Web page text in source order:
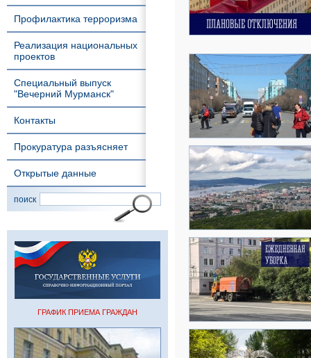
Профилактика терроризма
Реализация национальных
проектов
Специальный выпуск
"Вечерний Мурманск"
Контакты
Прокуратура разъясняет
Открытые данные
поиск
ГРАФИК ПРИЕМА ГРАЖДАН